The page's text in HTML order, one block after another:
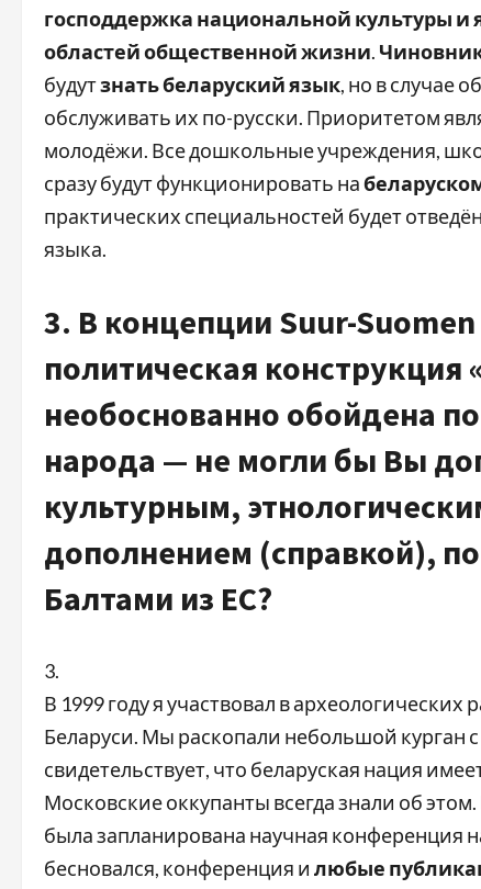
господдержка национальной культуры и
областей общественной жизни.
будутзнать беларуский язык, но в случае
обслуживать их по-русски. Приоритетом
молодёжи. Все дошкольные учреждения,
сразу будут функционировать на
практических специальностей будет
языка.
3. В концепции Suur-
политическая конструкция
необоснованно обойдена
народа — не могли бы Вы
культурным,
дополнением (справкой),
Балтами из ЕС?
3.
В 1999 году я участвовал в
Беларуси. Мы раскопали небольшой курган
свидетельствует, что беларуская нация
Московские оккупанты всегда знали об
была запланирована научная конференция
бесновался, конференция и любые